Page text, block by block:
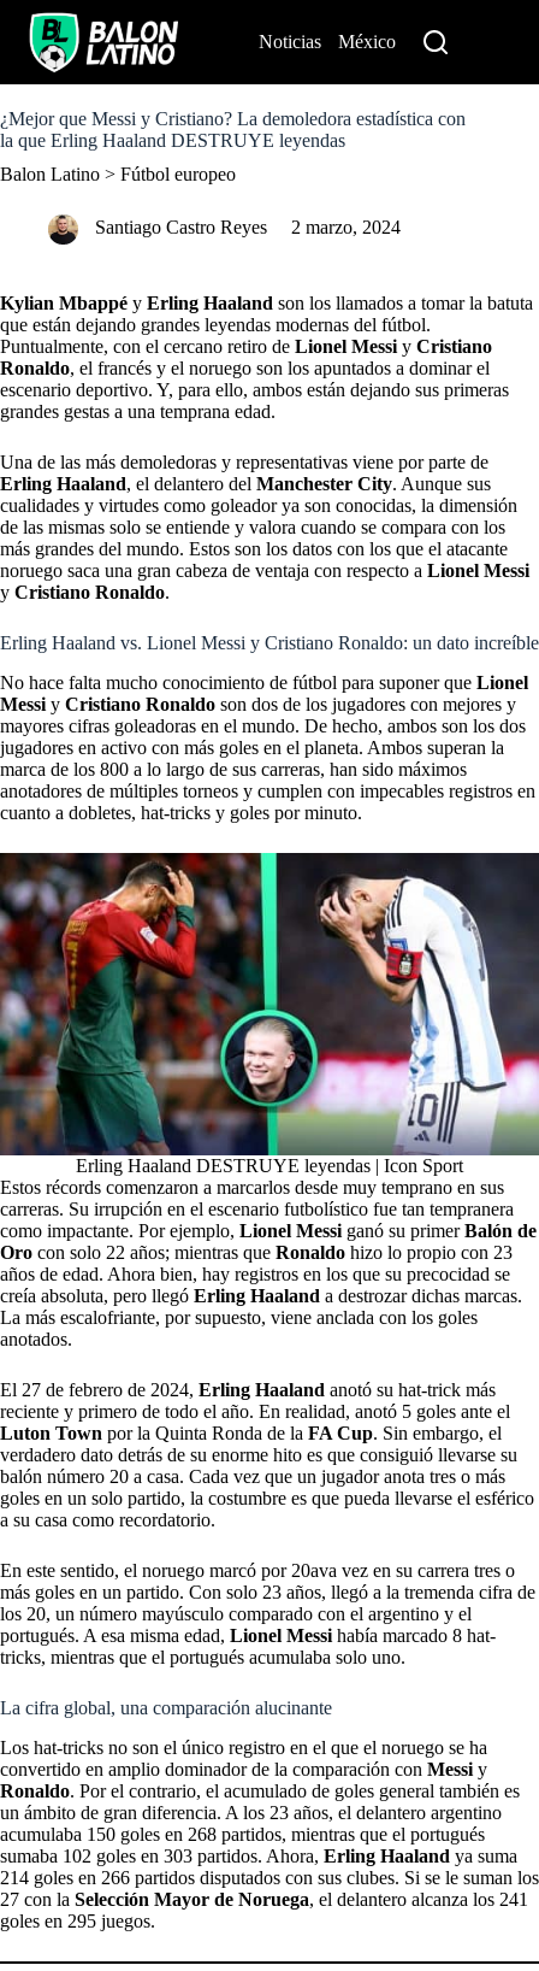
o
c
n
Noticias México
¿Mejor que Messi y Cristiano? La demoledora estadística con
la que Erling Haaland DESTRUYE leyendas
Balon Latino > Fútbol europeo
Santiago Castro Reyes 2 marzo, 2024
Kylian Mbappé y Erling Haaland son los llamados a tomar la batuta
que están dejando grandes leyendas modernas del fútbol.
Puntualmente, con el cercano retiro de Lionel Messi y Cristiano
Ronaldo, el francés y el noruego son los apuntados a dominar el
escenario deportivo. Y, para ello, ambos están dejando sus primeras
grandes gestas a una temprana edad.
Una de las más demoledoras y representativas viene por parte de
Erling Haaland, el delantero del Manchester City. Aunque sus
cualidades y virtudes como goleador ya son conocidas, la dimensión
de las mismas solo se entiende y valora cuando se compara con los
más grandes del mundo. Estos son los datos con los que el atacante
noruego saca una gran cabeza de ventaja con respecto a Lionel Messi
y Cristiano Ronaldo.
Erling Haaland vs. Lionel Messi y Cristiano Ronaldo: un dato increíble
No hace falta mucho conocimiento de fútbol para suponer que Lionel
Messi y Cristiano Ronaldo son dos de los jugadores con mejores y
mayores cifras goleadoras en el mundo. De hecho, ambos son los dos
jugadores en activo con más goles en el planeta. Ambos superan la
marca de los 800 a lo largo de sus carreras, han sido máximos
anotadores de múltiples torneos y cumplen con impecables registros en
cuanto a dobletes, hat-tricks y goles por minuto.
Erling Haaland DESTRUYE leyendas | Icon Sport
Estos récords comenzaron a marcarlos desde muy temprano en sus
carreras. Su irrupción en el escenario futbolístico fue tan tempranera
como impactante. Por ejemplo, Lionel Messi ganó su primerBalón de
Oro con solo 22 años; mientras que Ronaldo hizo lo propio con 23
años de edad. Ahora bien, hay registros en los que su precocidad se
creía absoluta, pero llegó Erling Haaland a destrozar dichas marcas.
La más escalofriante, por supuesto, viene anclada con los goles
anotados.
El 27 de febrero de 2024, Erling Haaland anotó su hat-trick más
reciente y primero de todo el año. En realidad, anotó 5 goles ante el
Luton Town por la Quinta Ronda de la FA Cup. Sin embargo, el
verdadero dato detrás de su enorme hito es que consiguió llevarse su
balón número 20 a casa. Cada vez que un jugador anota tres o más
goles en un solo partido, la costumbre es que pueda llevarse el esférico
a su casa como recordatorio.
En este sentido, el noruego marcó por 20ava vez en su carrera tres o
más goles en un partido. Con solo 23 años, llegó a la tremenda cifra de
los 20, un número mayúsculo comparado con el argentino y el
portugués. A esa misma edad, Lionel Messihabía marcado 8 hat-
tricks, mientras que el portugués acumulaba solo uno.
La cifra global, una comparación alucinante
Los hat-tricks no son el único registro en el que el noruego se ha
convertido en amplio dominador de la comparación con Messi y
Ronaldo. Por el contrario, el acumulado de goles general también es
un ámbito de gran diferencia. A los 23 años, el delantero argentino
acumulaba 150 goles en 268 partidos, mientras que el portugués
sumaba 102 goles en 303 partidos. Ahora, Erling Haaland ya suma
214 goles en 266 partidos disputados con sus clubes. Si se le suman los
27 con la Selección Mayor de Noruega, el delantero alcanza los 241
goles en 295 juegos.